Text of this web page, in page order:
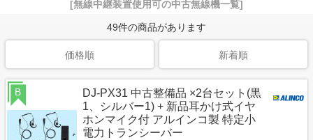
[無線中継装置使用可の中古無線機一覧]
49件の商品があります
価格順 新着順
DJ-PX31 中古整備品 ×2台セット(黒
1、シルバー1) + 新品耳かけ式イヤ
ホンマイク付 アルインコ製 特定小
電力トランシーバー
B